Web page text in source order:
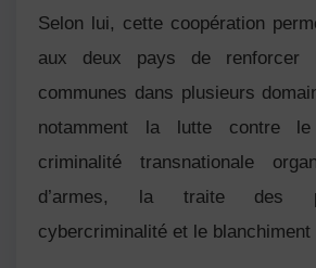
Selon lui, cette coopération
aux deux pays de renforcer
communes dans plusieurs
notamment la lutte contre
criminalité transnationale
d’armes, la traite des
cybercriminalité et le blanchiment